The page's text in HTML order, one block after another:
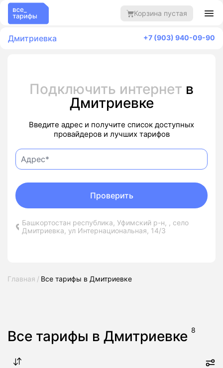
Корзина пустая
Дмитриевка +7 (903) 940-09-90
Подключить интернет в
Дмитриевке
Введите адрес и получите список доступных
провайдеров и лучших тарифов
Башкортостан республика, Уфимский р-н, , село
Дмитриевка, ул Интернациональная, 14/3
Проверить
Главная Все тарифы в Дмитриевке
Все тарифы в Дмитриевке 8